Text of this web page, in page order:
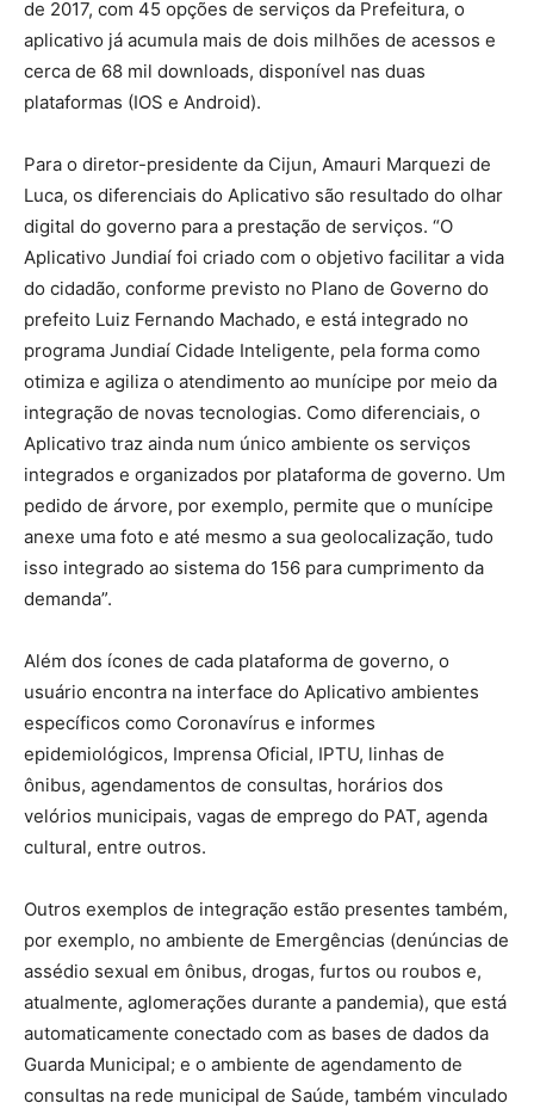
de 2017, com 45 opções de serviços da Prefeitura, o
aplicativo já acumula mais de dois milhões de acessos e
cerca de 68 mil downloads, disponível nas duas
plataformas (IOS e Android).
Para o diretor-presidente da Cijun, Amauri Marquezi de
Luca, os diferenciais do Aplicativo são resultado do olhar
digital do governo para a prestação de serviços. “O
Aplicativo Jundiaí foi criado com o objetivo facilitar a vida
do cidadão, conforme previsto no Plano de Governo do
prefeito Luiz Fernando Machado, e está integrado no
programa Jundiaí Cidade Inteligente, pela forma como
otimiza e agiliza o atendimento ao munícipe por meio da
integração de novas tecnologias. Como diferenciais, o
Aplicativo traz ainda num único ambiente os serviços
integrados e organizados por plataforma de governo. Um
pedido de árvore, por exemplo, permite que o munícipe
anexe uma foto e até mesmo a sua geolocalização, tudo
isso integrado ao sistema do 156 para cumprimento da
demanda”.
Além dos ícones de cada plataforma de governo, o
usuário encontra na interface do Aplicativo ambientes
específicos como Coronavírus e informes
epidemiológicos, Imprensa Oficial, IPTU, linhas de
ônibus, agendamentos de consultas, horários dos
velórios municipais, vagas de emprego do PAT, agenda
cultural, entre outros.
Outros exemplos de integração estão presentes também,
por exemplo, no ambiente de Emergências (denúncias de
assédio sexual em ônibus, drogas, furtos ou roubos e,
atualmente, aglomerações durante a pandemia), que está
automaticamente conectado com as bases de dados da
Guarda Municipal; e o ambiente de agendamento de
consultas na rede municipal de Saúde, também vinculado